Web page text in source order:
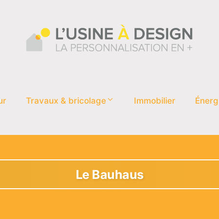
Travaux & bricolage Immobilier
Le Bauhaus